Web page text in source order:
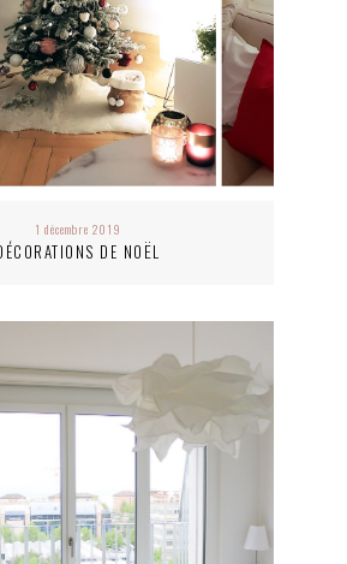
1 décembre 2019
DE NOËL